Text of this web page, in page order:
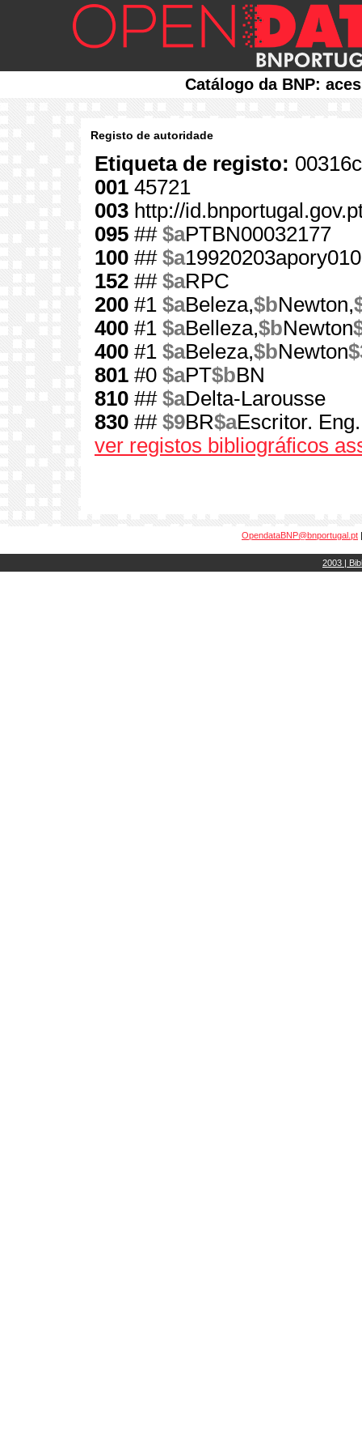
Catálogo da BNP:
Registo de autoridade
Etiqueta de registo:
001 45721
003 http://
095 ## $aPTBN00032177
100 ## $a
152 ## $aRPC
200 #1 $aBeleza,$bNewton,
400 #1 $aBelleza,$bNewton
400 #1 $aBeleza,$bNewton
801 #0 $aPT$bBN
810 ## $aDelta-Larousse
830 ## $9BR$aEscritor.
ver registos bibliográficos
OpendataBNP@bnportugal.pt
2003 |